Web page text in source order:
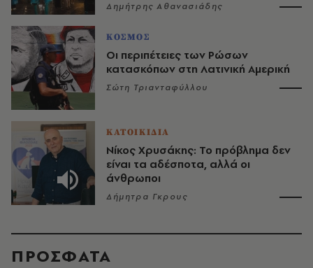
Δημήτρης Αθανασιάδης
ΚΟΣΜΟΣ
Οι περιπέτειες των Ρώσων
κατασκόπων στη Λατινική Αμερική
Σώτη Τριανταφύλλου
ΚΑΤΟΙΚΙΔΙΑ
Νίκος Χρυσάκης: Το πρόβλημα δεν
είναι τα αδέσποτα, αλλά οι
άνθρωποι
Δήμητρα Γκρους
ΠΡΟΣΦΑΤΑ